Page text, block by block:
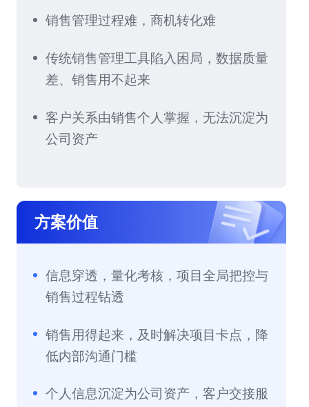
销售管理过程难，商机转化难
传统销售管理工具陷入困局，数据质量
差、销售用不起来
客户关系由销售个人掌握，无法沉淀为
公司资产
方案价值
信息穿透，量化考核，项目全局把控与
销售过程钻透
销售用得起来，及时解决项目卡点，降
低内部沟通门槛
个人信息沉淀为公司资产，客户交接服